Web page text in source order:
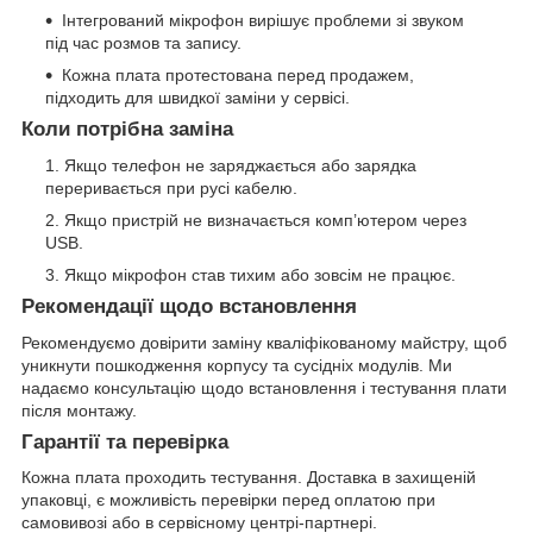
Інтегрований мікрофон вирішує проблеми зі звуком
під час розмов та запису.
Кожна плата протестована перед продажем,
підходить для швидкої заміни у сервісі.
Коли потрібна заміна
Якщо телефон не заряджається або зарядка
переривається при русі кабелю.
Якщо пристрій не визначається комп’ютером через
USB.
Якщо мікрофон став тихим або зовсім не працює.
Рекомендації щодо встановлення
Рекомендуємо довірити заміну кваліфікованому майстру, щоб
уникнути пошкодження корпусу та сусідніх модулів. Ми
надаємо консультацію щодо встановлення і тестування плати
після монтажу.
Гарантії та перевірка
Кожна плата проходить тестування. Доставка в захищеній
упаковці, є можливість перевірки перед оплатою при
самовивозі або в сервісному центрі-партнері.